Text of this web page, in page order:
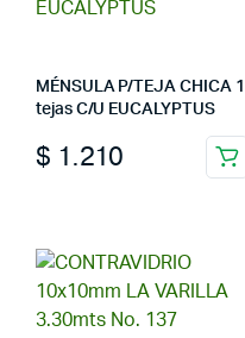
MÉNSULA P/TEJA CHICA 1
tejas C/U EUCALYPTUS
$ 1.210